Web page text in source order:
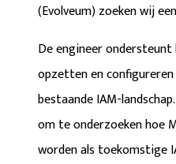
(Evolveum) zoeken wij
De engineer
opzetten en
bestaande IAM-
om te onderzoeken hoe
worden als toekomstige